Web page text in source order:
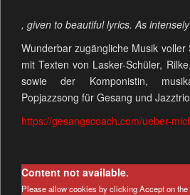
, given to beautiful lyrics. As
Wunderbar zugängliche Musik
mit Texten von Lasker-Schüler,
sowie der Komponistin,
Popjazzsong für Gesang und
https://gesangscoach.com/ueber-
Content not available.
Please allow cookies by clicking Accept on the